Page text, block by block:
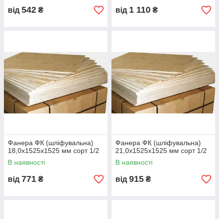
Це багатошаровий лист із деревного шпону, склеєний
карбамідними смолами для внутрішніх робіт.
Чим відрізняється ФК від ФСФ?
ФК — для внутрішніх робіт та екологічна, ФСФ — для
Листи 1525×1525 та 2500×1250 мм, товщиною 4–30 мм.
Чи є сертифікати якості?
від 542 ₴ від 1 110 ₴
Фанера ФК (шліфувальна)
18,0х1525х1525 мм сорт 1/2
В наявності
від 771 ₴
Фанера ФК (шліфувальна)
21,0х1525х1525 мм сорт 1/2
В наявності
від 915 ₴